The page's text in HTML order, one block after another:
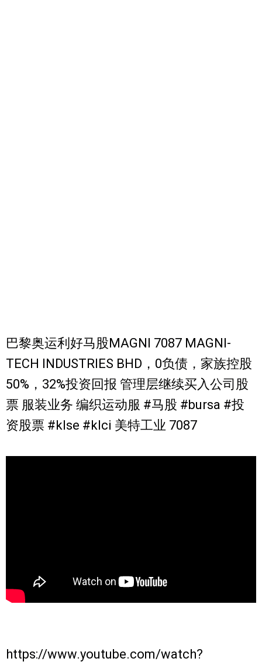
巴黎奥运利好马股MAGNI 7087 MAGNI-
TECH INDUSTRIES BHD，0负债，家族控股
50%，32%投资回报 管理层继续买入公司股
票 服装业务 编织运动服 #马股 #bursa #投
资股票 #klse #klci 美特工业 7087
https://www.youtube.com/watch?